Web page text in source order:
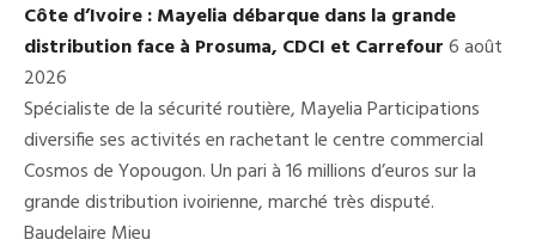
Côte d’Ivoire : Mayelia débarque dans la grande
distribution face à Prosuma, CDCI et Carrefour6 août
2026
Spécialiste de la sécurité routière, Mayelia Participations
diversifie ses activités en rachetant le centre commercial
Cosmos de Yopougon. Un pari à 16 millions d’euros sur la
grande distribution ivoirienne, marché très disputé.
Baudelaire Mieu